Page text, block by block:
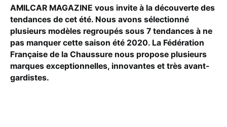
AMILCAR MAGAZINE vous invite à la découverte des
tendances de cet été. Nous avons sélectionné
plusieurs modèles regroupés sous 7 tendances à ne
pas manquer cette saison été 2020. La Fédération
Française de la Chaussure nous propose plusieurs
marques exceptionnelles, innovantes et très avant-
gardistes.